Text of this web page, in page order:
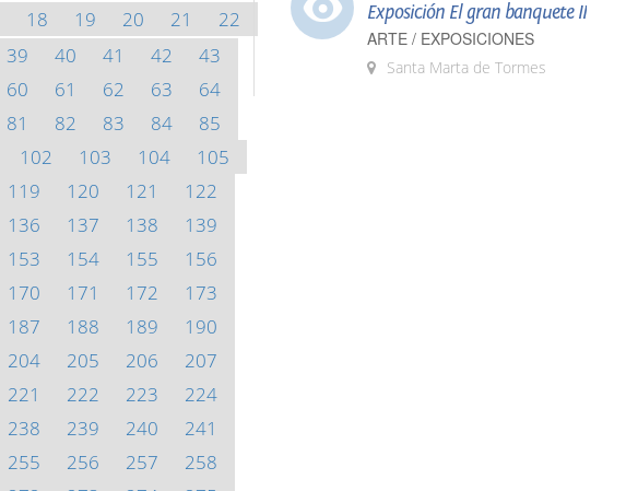
18 19 20 21
22
39 40 41 42
43
60 61 62 63
64
81 82 83 84
85
102 103 104
105
119 120 121
122
136 137 138
139
153 154 155
156
170 171 172
173
187 188 189
190
204 205 206
207
221 222 223
224
238 239 240
241
255 256 257
258
Exposición El gran banquete II
ARTE / EXPOSICIONES
Santa Marta de Tormes